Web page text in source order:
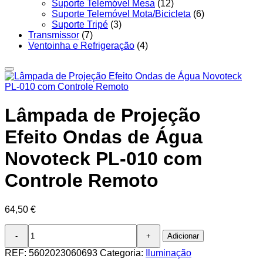
Suporte Telemóvel Mesa (12)
Suporte Telemóvel Mota/Bicicleta (6)
Suporte Tripé (3)
Transmissor (7)
Ventoinha e Refrigeração (4)
Lâmpada de Projeção
Efeito Ondas de Água
Novoteck PL-010 com
Controle Remoto
64,50 €
Quantidade
Lâmpada
Adicionar
REF: 5602023060693 Categoria:
Iluminação